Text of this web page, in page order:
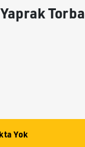
Yok